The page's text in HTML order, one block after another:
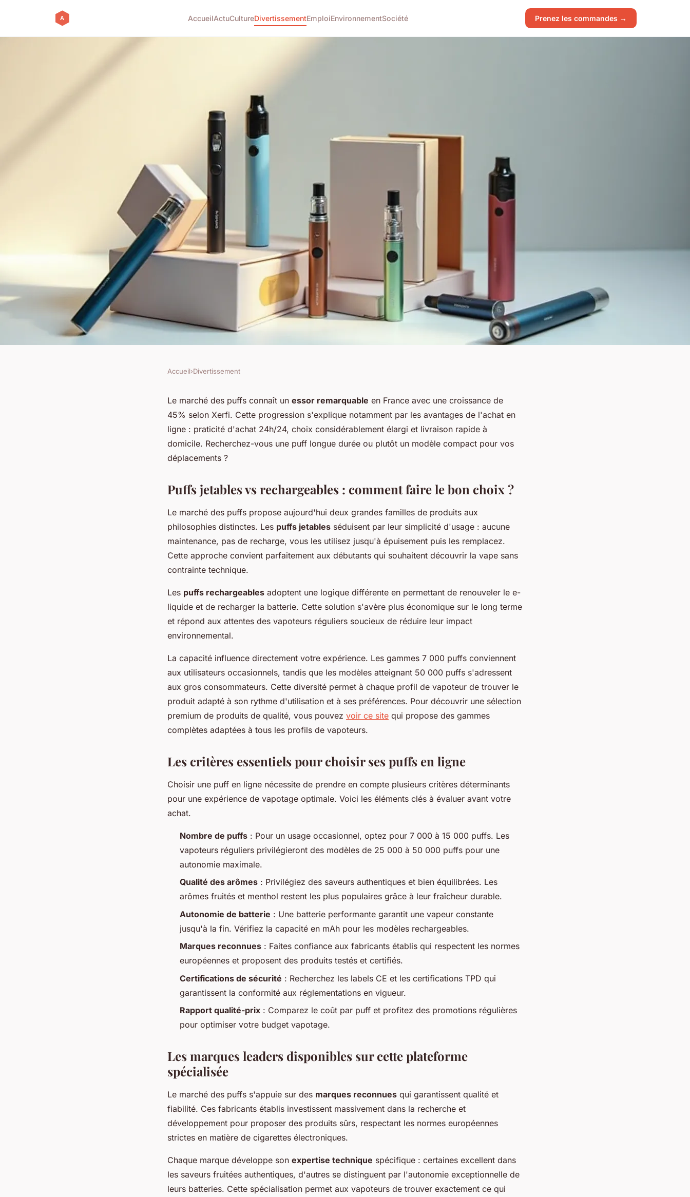
AccueilActuCultureDivertissementEmploiEnvironnementSociété Prenez les commandes →
Découvrez les puffs rechargeables et
jetables en ligne !
Accueil›Divertissement
Le marché des puffs connaît un essor remarquable en France avec une croissance de
45% selon Xerfi. Cette progression s'explique notamment par les avantages de l'achat en
ligne : praticité d'achat 24h/24, choix considérablement élargi et livraison rapide à
domicile. Recherchez-vous une puff longue durée ou plutôt un modèle compact pour vos
déplacements ?
Puffs jetables vs rechargeables : comment faire le bon choix ?
Le marché des puffs propose aujourd'hui deux grandes familles de produits aux
philosophies distinctes. Les puffs jetables séduisent par leur simplicité d'usage : aucune
maintenance, pas de recharge, vous les utilisez jusqu'à épuisement puis les remplacez.
Cette approche convient parfaitement aux débutants qui souhaitent découvrir la vape sans
contrainte technique.
Les puffs rechargeables adoptent une logique différente en permettant de renouveler le e-
liquide et de recharger la batterie. Cette solution s'avère plus économique sur le long terme
et répond aux attentes des vapoteurs réguliers soucieux de réduire leur impact
environnemental.
La capacité influence directement votre expérience. Les gammes 7 000 puffs conviennent
aux utilisateurs occasionnels, tandis que les modèles atteignant 50 000 puffs s'adressent
aux gros consommateurs. Cette diversité permet à chaque profil de vapoteur de trouver le
produit adapté à son rythme d'utilisation et à ses préférences. Pour découvrir une sélection
premium de produits de qualité, vous pouvez voir ce site qui propose des gammes
complètes adaptées à tous les profils de vapoteurs.
Les critères essentiels pour choisir ses puffs en ligne
Choisir une puff en ligne nécessite de prendre en compte plusieurs critères déterminants
pour une expérience de vapotage optimale. Voici les éléments clés à évaluer avant votre
achat.
Nombre de puffs : Pour un usage occasionnel, optez pour 7 000 à 15 000 puffs. Les
vapoteurs réguliers privilégieront des modèles de 25 000 à 50 000 puffs pour une
autonomie maximale.
Qualité des arômes : Privilégiez des saveurs authentiques et bien équilibrées. Les
arômes fruités et menthol restent les plus populaires grâce à leur fraîcheur durable.
Autonomie de batterie : Une batterie performante garantit une vapeur constante
jusqu'à la fin. Vérifiez la capacité en mAh pour les modèles rechargeables.
Marques reconnues : Faites confiance aux fabricants établis qui respectent les normes
européennes et proposent des produits testés et certifiés.
Certifications de sécurité : Recherchez les labels CE et les certifications TPD qui
garantissent la conformité aux réglementations en vigueur.
Rapport qualité-prix : Comparez le coût par puff et profitez des promotions régulières
pour optimiser votre budget vapotage.
Les marques leaders disponibles sur cette plateforme
spécialisée
Le marché des puffs s'appuie sur des marques reconnues qui garantissent qualité et
fiabilité. Ces fabricants établis investissent massivement dans la recherche et
développement pour proposer des produits sûrs, respectant les normes européennes
strictes en matière de cigarettes électroniques.
Chaque marque développe son expertise technique spécifique : certaines excellent dans
les saveurs fruitées authentiques, d'autres se distinguent par l'autonomie exceptionnelle de
leurs batteries. Cette spécialisation permet aux vapoteurs de trouver exactement ce qui